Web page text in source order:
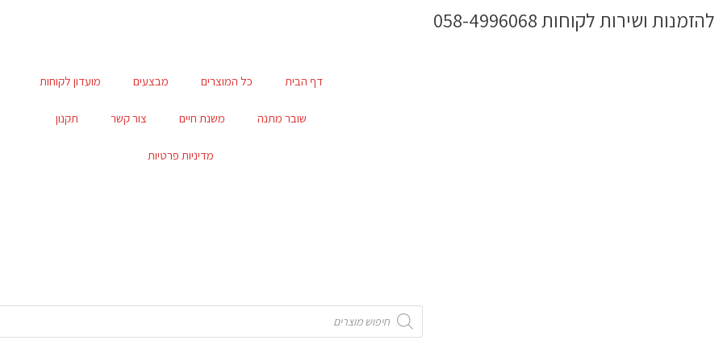
לתוכןלהזמנות ושירות לקוחות 058-4996068
דף הבית כל המוצרים מבצעים מועדון לקוחות
שובר מתנה משנת חיים צור קשר תקנון
מדיניות פרטיות
Products
search